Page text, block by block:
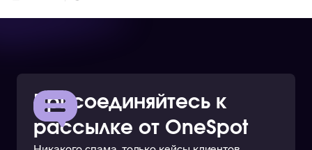
Присоединяйтесь к
рассылке от OneSpot